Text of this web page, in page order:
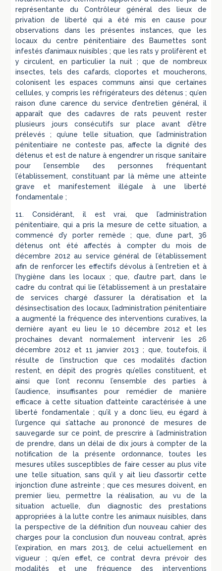
représentante du Contrôleur général des lieux de
privation de liberté qui a été mis en cause pour
observations dans les présentes instances, que les
locaux du centre pénitentiaire des Baumettes sont
infestés d’animaux nuisibles ; que les rats y prolifèrent et
y circulent, en particulier la nuit ; que de nombreux
insectes, tels des cafards, cloportes et moucherons,
colonisent les espaces communs ainsi que certaines
cellules, y compris les réfrigérateurs des détenus ; qu’en
raison d’une carence du service d’entretien général, il
apparaît que des cadavres de rats peuvent rester
plusieurs jours consécutifs sur place avant d’être
prélevés ; qu’une telle situation, que l’administration
pénitentiaire ne conteste pas, affecte la dignité des
détenus et est de nature à engendrer un risque sanitaire
pour l’ensemble des personnes fréquentant
l’établissement, constituant par là même une atteinte
grave et manifestement illégale à une liberté
fondamentale ;
11. Considérant, il est vrai, que l’administration
pénitentiaire, qui a pris la mesure de cette situation, a
commencé d’y porter remède ; que, d’une part, 36
détenus ont été affectés à compter du mois de
décembre 2012 au service général de l’établissement
afin de renforcer les effectifs dévolus à l’entretien et à
l’hygiène dans les locaux ; que, d’autre part, dans le
cadre du contrat qui lie l’établissement à un prestataire
de services chargé d’assurer la dératisation et la
désinsectisation des locaux, l’administration pénitentiaire
a augmenté la fréquence des interventions curatives, la
dernière ayant eu lieu le 10 décembre 2012 et les
prochaines devant normalement intervenir les 26
décembre 2012 et 11 janvier 2013 ; que, toutefois, il
résulte de l’instruction que ces modalités d’action
restent, en dépit des progrès qu’elles constituent, et
ainsi que l’ont reconnu l’ensemble des parties à
l’audience, insuffisantes pour remédier de manière
efficace à cette situation d’atteinte caractérisée à une
liberté fondamentale ; qu’il y a donc lieu, eu égard à
l’urgence qui s’attache au prononcé de mesures de
sauvegarde sur ce point, de prescrire à l’administration
de prendre, dans un délai de dix jours à compter de la
notification de la présente ordonnance, toutes les
mesures utiles susceptibles de faire cesser au plus vite
une telle situation, sans qu’il y ait lieu d’assortir cette
injonction d’une astreinte ; que ces mesures doivent, en
premier lieu, permettre la réalisation, au vu de la
situation actuelle, d’un diagnostic des prestations
appropriées à la lutte contre les animaux nuisibles, dans
la perspective de la définition d’un nouveau cahier des
charges pour la conclusion d’un nouveau contrat, après
l’expiration, en mars 2013, de celui actuellement en
vigueur ; qu’en effet, ce contrat devra prévoir des
modalités et une fréquence des interventions